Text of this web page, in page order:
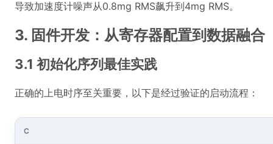
导致加速度计噪声从0.8mg RMS飙升到4mg RMS。
3. 固件开发：从寄存器配置到数据融合
3.1 初始化序列最佳实践
正确的上电时序至关重要，以下是经过验证的启动流程：
C